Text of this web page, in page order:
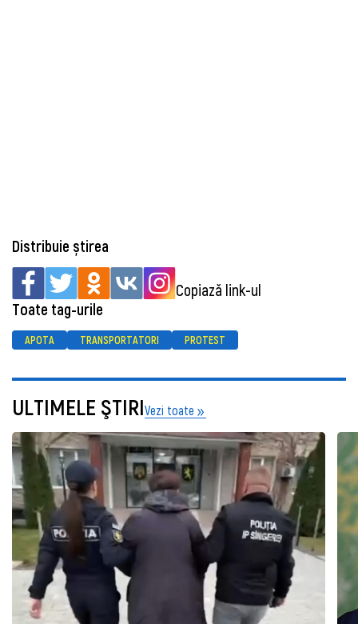
Distribuie știrea
Copiază link-ul
Toate tag-urile
APOTA TRANSPORTATORI PROTEST
ULTIMELE ŞTIRIVezi toate